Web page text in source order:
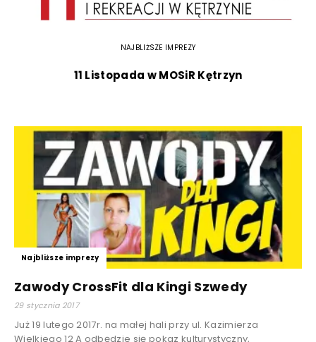
NAJBLIŻSZE IMPREZY
11 Listopada w MOSiR Kętrzyn
Najbliższe imprezy
Zawody CrossFit dla Kingi Szwedy
29 stycznia 2017
Już 19 lutego 2017r. na małej hali przy ul. Kazimierza
Wielkiego 12 A odbędzie się pokaz kulturystyczny,